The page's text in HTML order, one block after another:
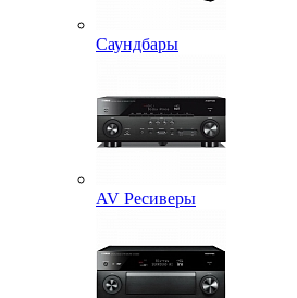
Саундбары
AV Ресиверы